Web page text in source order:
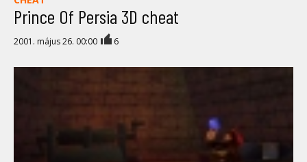
Prince Of Persia 3D cheat
2001. május 26. 00:00 6